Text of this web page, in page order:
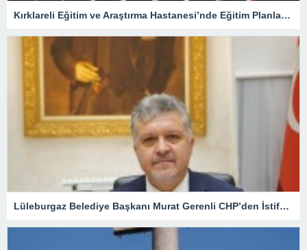
Kırklareli Eğitim ve Araştırma Hastanesi’nde Eğitim Planlaması Masaya Yatırıldı
Lüleburgaz Belediye Başkanı Murat Gerenli CHP’den İstifa Etti